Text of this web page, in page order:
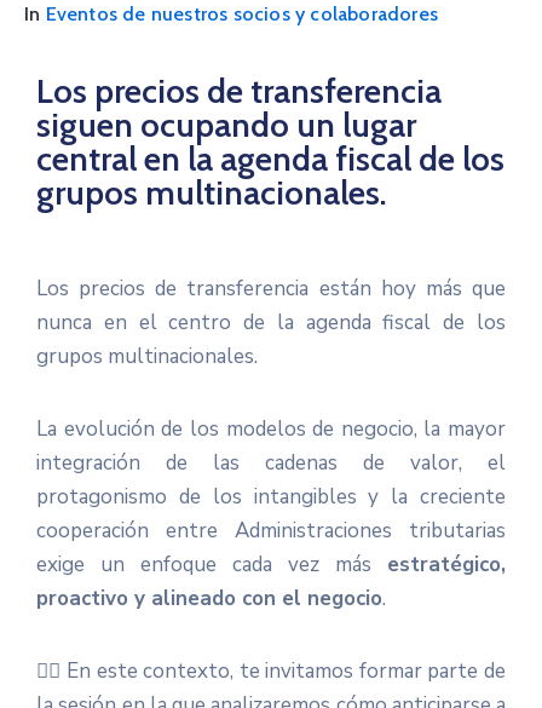
In Eventos de nuestros socios y colaboradores
Los precios de transferencia
siguen ocupando un lugar
central en la agenda fiscal de los
grupos multinacionales.
Los precios de transferencia están hoy más que
nunca en el centro de la agenda fiscal de los
grupos multinacionales.
La evolución de los modelos de negocio, la mayor
integración de las cadenas de valor, el
protagonismo de los intangibles y la creciente
cooperación entre Administraciones tributarias
exige un enfoque cada vez más estratégico,
proactivo y alineado con el negocio.
👉🏻 En este contexto, te invitamos formar parte de